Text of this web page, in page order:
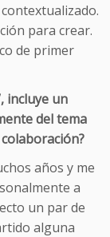
para crear.
de primer
incluye un
del tema
años y me
a
un par de
alguna